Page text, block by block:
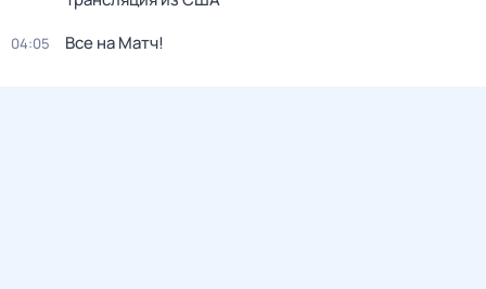
04:05 Все на Матч!